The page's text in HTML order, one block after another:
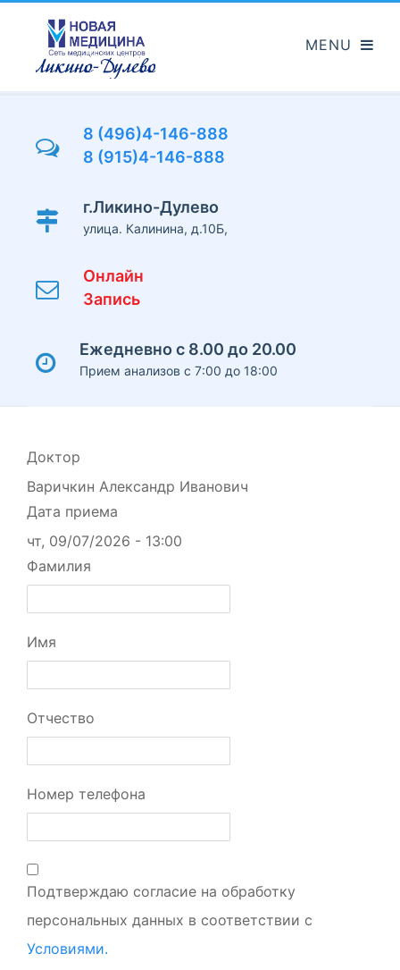
основному
содержанию
8 (496)4-146-888
8 (915)4-146-888
г.Ликино-Дулево
улица. Калинина, д.10Б,
Онлайн
Запись
Ежедневно с 8.00 до 20.00
Прием анализов с 7:00 до 18:00
Доктор
Варичкин Александр Иванович
Дата приема
чт, 09/07/2026 - 13:00
Фамилия
Имя
Отчество
Номер телефона
Подтверждаю согласие на обработку
персональных данных в соответствии с
Условиями.